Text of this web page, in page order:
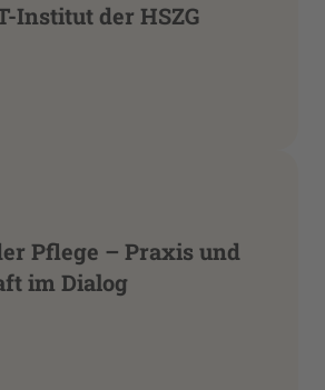
Institut der HSZG
Pflege – Praxis und
im Dialog